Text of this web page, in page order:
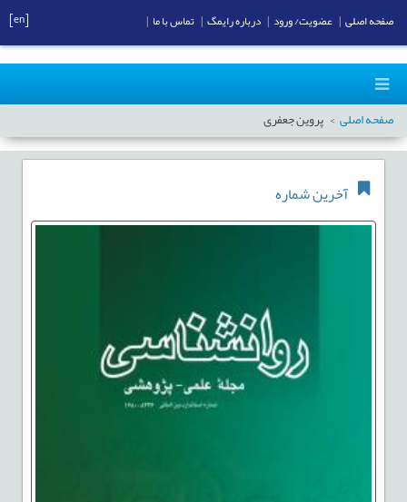
صفحه اصلی پروین جعفری
آخرین شماره
صفحه اصلی عضویت/ ورود درباره رایمگ تماس با ما